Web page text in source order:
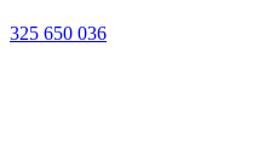
325 650 036